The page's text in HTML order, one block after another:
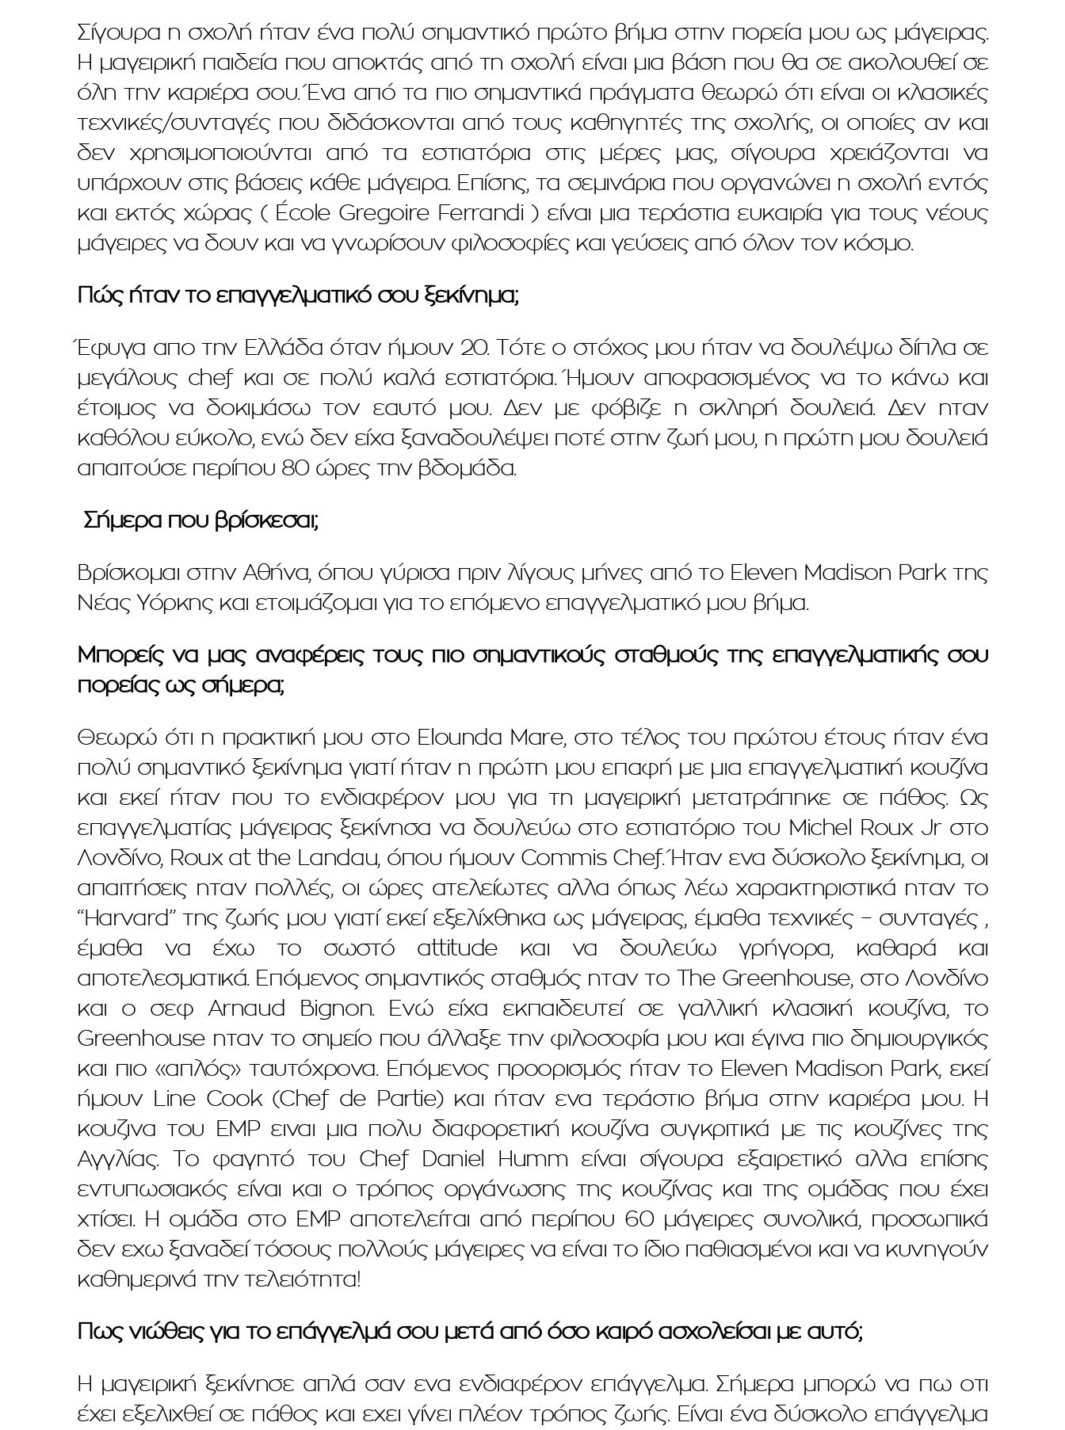
Σίγουρα η σχολή ήταν ένα πολύ σημαντικό πρώτο βήμα στην πορεία μου ως μάγειρας.
Η μαγειρική παιδεία που αποκτάς από τη σχολή είναι μια βάση που θα σε ακολουθεί σε
όλη την καριέρα σου. Ένα από τα πιο σημαντικά πράγματα θεωρώ ότι είναι οι κλασικές
τεχνικές/συνταγές που διδάσκονται από τους καθηγητές της σχολής, οι οποίες αν και
δεν χρησιμοποιούνται από τα εστιατόρια στις μέρες μας, σίγουρα χρειάζονται να
υπάρχουν στις βάσεις κάθε μάγειρα. Επίσης, τα σεμινάρια που οργανώνει η σχολή εντός
και εκτός χώρας ( École Gregoire Ferrandi ) είναι μια τεράστια ευκαιρία για τους νέους
μάγειρες να δουν και να γνωρίσουν φιλοσοφίες και γεύσεις από όλον τον κόσμο.
Πώς ήταν το επαγγελματικό σου ξεκίνημα;
Έφυγα απο την Ελλάδα όταν ήμουν 20. Τότε ο στόχος μου ήταν να δουλέψω δίπλα σε
μεγάλους chef και σε πολύ καλά εστιατόρια. Ήμουν αποφασισμένος να το κάνω και
έτοιμος να δοκιμάσω τον εαυτό μου. Δεν με φόβιζε η σκληρή δουλειά. Δεν ηταν
καθόλου εύκολο, ενώ δεν είχα ξαναδουλέψει ποτέ στην ζωή μου, η πρώτη μου δουλειά
απαιτούσε περίπου 80 ώρες την βδομάδα.
Σήμερα που βρίσκεσαι;
Βρίσκομαι στην Αθήνα, όπου γύρισα πριν λίγους μήνες από το Eleven Madison Park της
Νέας Υόρκης και ετοιμάζομαι για το επόμενο επαγγελματικό μου βήμα.
Μπορείς να μας αναφέρεις τους πιο σημαντικούς σταθμούς της επαγγελματικής σου
πορείας ως σήμερα;
Θεωρώ ότι η πρακτική μου στο Elounda Mare, στο τέλος του πρώτου έτους ήταν ένα
πολύ σημαντικό ξεκίνημα γιατί ήταν η πρώτη μου επαφή με μια επαγγελματική κουζίνα
και εκεί ήταν που το ενδιαφέρον μου για τη μαγειρική μετατράπηκε σε πάθος. Ως
επαγγελματίας μάγειρας ξεκίνησα να δουλεύω στο εστιατόριο του Michel Roux Jr στο
Λονδίνο, Roux at the Landau, όπου ήμουν Commis Chef. Ήταν ενα δύσκολο ξεκίνημα, οι
απαιτήσεις ηταν πολλές, οι ώρες ατελείωτες αλλα όπως λέω χαρακτηριστικά ηταν το
“Harvard” της ζωής μου γιατί εκεί εξελίχθηκα ως μάγειρας, έμαθα τεχνικές – συνταγές ,
έμαθα να έχω το σωστό attitude και να δουλεύω γρήγορα, καθαρά και
αποτελεσματικά. Επόμενος σημαντικός σταθμός ηταν το The Greenhouse, στο Λονδίνο
και ο σεφ Arnaud Bignon. Ενώ είχα εκπαιδευτεί σε γαλλική κλασική κουζίνα, το
Greenhouse ηταν το σημείο που άλλαξε την φιλοσοφία μου και έγινα πιο δημιουργικός
και πιο «απλός» ταυτόχρονα. Επόμενος προορισμός ήταν το Eleven Madison Park, εκεί
ήμουν Line Cook (Chef de Partie) και ήταν ενα τεράστιο βήμα στην καριέρα μου. Η
κουζινα του EMP ειναι μια πολυ διαφορετική κουζίνα συγκριτικά με τις κουζίνες της
Αγγλίας. Το φαγητό του Chef Daniel Humm είναι σίγουρα εξαιρετικό αλλα επίσης
εντυπωσιακός είναι και ο τρόπος οργάνωσης της κουζίνας και της ομάδας που έχει
χτίσει. Η ομάδα στο ΕΜΡ αποτελείται από περίπου 60 μάγειρες συνολικά, προσωπικά
δεν εχω ξαναδεί τόσους πολλούς μάγειρες να είναι το ίδιο παθιασμένοι και να κυνηγούν
καθημερινά την τελειότητα!
Πως νιώθεις για το επάγγελμά σου μετά από όσο καιρό ασχολείσαι με αυτό;
Η μαγειρική ξεκίνησε απλά σαν ενα ενδιαφέρον επάγγελμα. Σήμερα μπορώ να πω οτι
έχει εξελιχθεί σε πάθος και εχει γίνει πλέον τρόπος ζωής. Είναι ένα δύσκολο επάγγελμα